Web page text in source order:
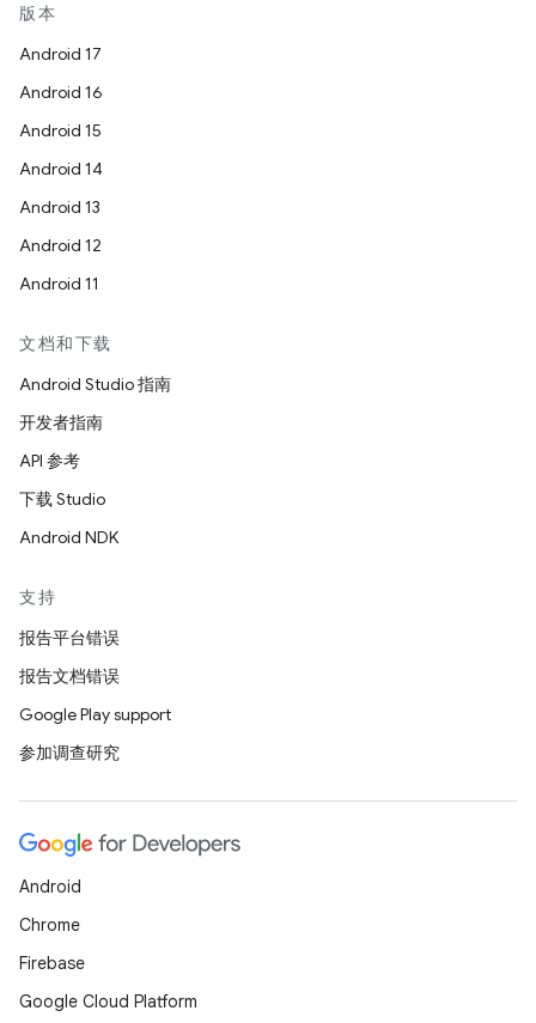
版本
Android 17
Android 16
Android 15
Android 14
Android 13
Android 12
Android 11
文档和下载
Android Studio 指南
开发者指南
API 参考
下载 Studio
Android NDK
支持
报告平台错误
报告文档错误
Google Play support
参加调查研究
Android
Chrome
Firebase
Google Cloud Platform